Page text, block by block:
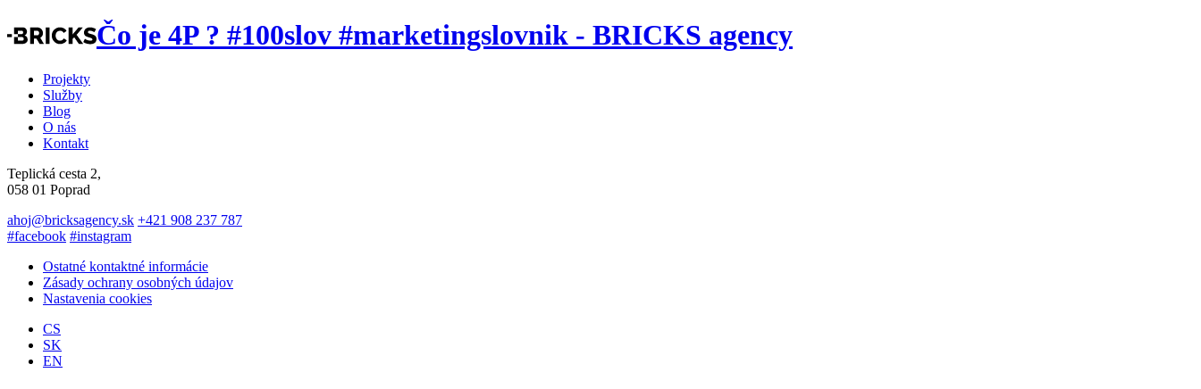
Čo je 4P ? #100slov #marketingslovnik - BRICKS agency
Projekty
Služby
Blog
O nás
Kontakt
Teplická cesta 2,
058 01 Poprad
ahoj@bricksagency.sk +421 908 237 787
#facebook #instagram
Ostatné kontaktné informácie
Zásady ochrany osobných údajov
Nastavenia cookies
CS
SK
EN